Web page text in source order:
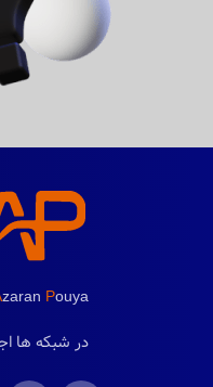
zaran Pouya
در شبکه ها